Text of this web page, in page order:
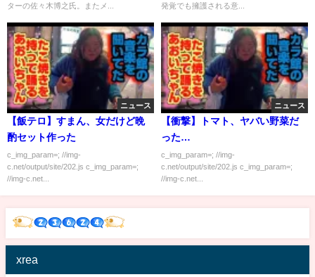
ターの佐々木博之氏。またメ...
発覚でも擁護される意...
ニュース
【飯テロ】すまん、女だけど晩
酌セット作った
c_img_param=; //img-
c.net/output/site/202.js c_img_param=;
//img-c.net...
ニュース
【衝撃】トマト、ヤバい野菜だ
った…
c_img_param=; //img-
c.net/output/site/202.js c_img_param=;
//img-c.net...
xrea